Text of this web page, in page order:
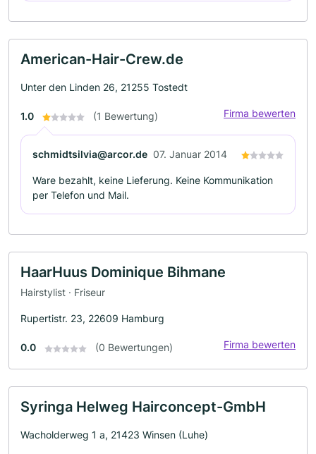
American-Hair-Crew.de
Unter den Linden 26, 21255 Tostedt
1.0 (1 Bewertung) Firma bewerten
schmidtsilvia@arcor.de 07. Januar 2014
Ware bezahlt, keine Lieferung. Keine Kommunikation
per Telefon und Mail.
HaarHuus Dominique Bihmane
Hairstylist · Friseur
Rupertistr. 23, 22609 Hamburg
0.0 (0 Bewertungen) Firma bewerten
Syringa Helweg Hairconcept-GmbH
Wacholderweg 1 a, 21423 Winsen (Luhe)